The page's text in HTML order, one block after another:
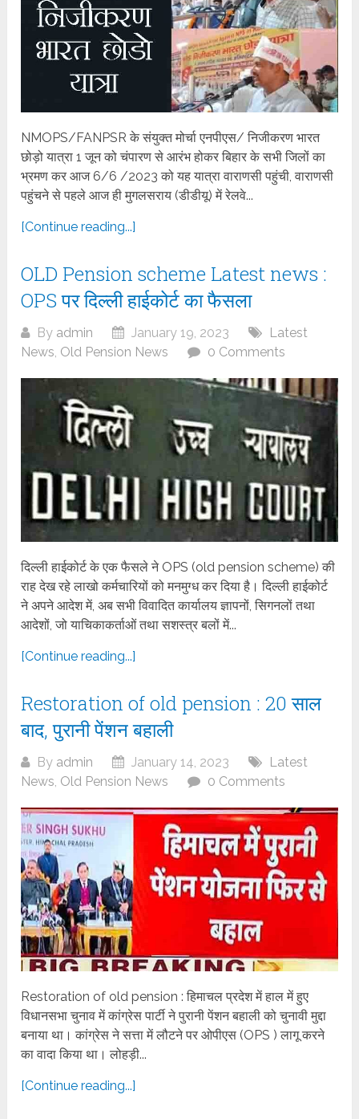
NMOPS/FANPSR के संयुक्त मोर्चा एनपीएस/ निजीकरण भारत
छोड़ो यात्रा 1 जून को चंपारण से आरंभ होकर बिहार के सभी जिलों का
भ्रमण कर आज 6/6 /2023 को यह यात्रा वाराणसी पहुंची, वाराणसी
पहुंचने से पहले आज ही मुगलसराय (डीडीयू) में रेलवे...
[Continue reading...]
OLD Pension scheme Latest news :
OPS पर दिल्ली हाईकोर्ट का फैसला
By admin January 19, 2023
Latest
News Old Pension News 0 Comments
दिल्ली हाईकोर्ट के एक फैसले ने OPS (old pension scheme) की
राह देख रहे लाखो कर्मचारियों को मनमुग्ध कर दिया है। दिल्ली हाईकोर्ट
ने अपने आदेश में, अब सभी विवादित कार्यालय ज्ञापनों, सिगनलों तथा
आदेशों, जो याचिकाकर्ताओं तथा सशस्त्र बलों में...
[Continue reading...]
Restoration of old pension : 20 साल
बाद, पुरानी पेंशन बहाली
By admin January 14, 2023
Latest
News, Old Pension News 0 Comments
Restoration of old pension : हिमाचल प्रदेश में हाल में हुए
विधानसभा चुनाव में कांग्रेस पार्टी ने पुरानी पेंशन बहाली को चुनावी मुद्दा
बनाया था। कांग्रेस ने सत्ता में लौटने पर ओपीएस (OPS ) लागू करने
का वादा किया था। लोहड़ी...
[Continue reading...]